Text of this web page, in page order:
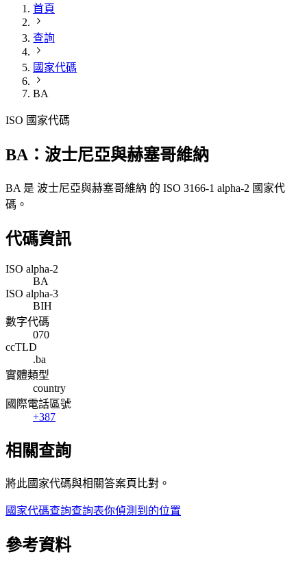
首頁
查詢
國家代碼
BA
ISO 國家代碼
BA：波士尼亞與赫塞哥維納
BA 是 波士尼亞與赫塞哥維納 的 ISO 3166-1 alpha-2 國家代
碼。
代碼資訊
ISO alpha-2
BA
ISO alpha-3
BIH
數字代碼
070
ccTLD
.ba
實體類型
country
國際電話區號
+387
相關查詢
將此國家代碼與相關答案頁比對。
國家代碼查詢查詢表你偵測到的位置
參考資料